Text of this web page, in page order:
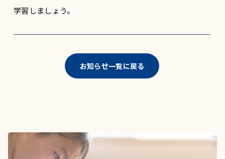
学習しましょう。
お知らせ一覧に戻る